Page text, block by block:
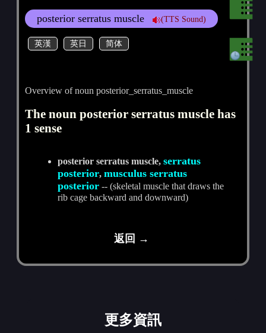
posterior serratus muscle (TTS Sound)
英漢 英日 简体
Overview of noun posterior_serratus_muscle
The noun posterior serratus muscle has
1 sense
posterior serratus muscle,serratus
posterior,musculus serratus
posterior -- (skeletal muscle that draws the
rib cage backward and downward)
返回 →
更多資訊